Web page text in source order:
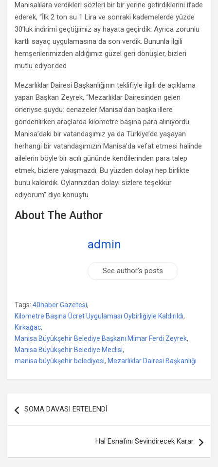
Manisalılara verdikleri sözleri bir bir yerine getirdiklerini ifade
ederek, “İlk 2 ton su 1 Lira ve sonraki kademelerde yüzde
30’luk indirimi geçtiğimiz ay hayata geçirdik. Ayrıca zorunlu
kartlı sayaç uygulamasına da son verdik. Bununla ilgili
hemşerilerimizden aldığımız güzel geri dönüşler, bizleri
mutlu ediyor.ded
Mezarlıklar Dairesi Başkanlığının teklifiyle ilgili de açıklama
yapan Başkan Zeyrek, “Mezarlıklar Dairesinden gelen
öneriyse şuydu: cenazeler Manisa’dan başka illere
gönderilirken araçlarda kilometre başına para alınıyordu.
Manisa’daki bir vatandaşımız ya da Türkiye’de yaşayan
herhangi bir vatandaşımızın Manisa’da vefat etmesi halinde
ailelerin böyle bir acılı gününde kendilerinden para talep
etmek, bizlere yakışmazdı. Bu yüzden dolayı hep birlikte
bunu kaldırdık. Oylarınızdan dolayı sizlere teşekkür
ediyorum” diye konuştu.
About The Author
admin
See author's posts
Tags: 40haber Gazetesi,
Kilometre Başına Ücret Uygulaması Oybirliğiyle Kaldırıldı,
Kırkağac,
Manisa Büyükşehir Belediye Başkanı Mimar Ferdi Zeyrek,
Manisa Büyükşehir Belediye Meclisi,
manisa büyükşehir belediyesi, Mezarlıklar Dairesi Başkanlığı
dolaşımı
SOMA DAVASI ERTELENDİ
Hal Esnafını Sevindirecek Karar